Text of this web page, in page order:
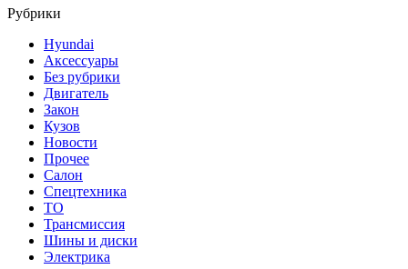
Рубрики
Hyundai
Аксессуары
Без рубрики
Двигатель
Закон
Кузов
Новости
Прочее
Салон
Спецтехника
ТО
Трансмиссия
Шины и диски
Электрика